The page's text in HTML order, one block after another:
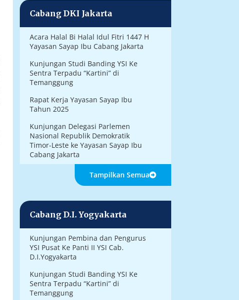
Cabang DKI Jakarta
Acara Halal Bi Halal Idul Fitri 1447 H
Yayasan Sayap Ibu Cabang Jakarta
Kunjungan Studi Banding YSI Ke
Sentra Terpadu “Kartini” di
Temanggung
Rapat Kerja Yayasan Sayap Ibu
Tahun 2025
Kunjungan Delegasi Parlemen
Nasional Republik Demokratik
Timor-Leste ke Yayasan Sayap Ibu
Cabang Jakarta
Tampilkan Semua
Cabang D.I. Yogyakarta
Kunjungan Pembina dan Pengurus
YSI Pusat Ke Panti II YSI Cab.
D.I.Yogyakarta
Kunjungan Studi Banding YSI Ke
Sentra Terpadu “Kartini” di
Temanggung